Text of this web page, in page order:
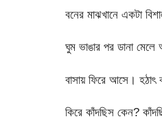
বনের মাঝখানে একটা
ঘুম ভাঙার পর ডানা
বাসায় ফিরে আসে। হঠাৎ
কিরে কাঁদছিস কেন?